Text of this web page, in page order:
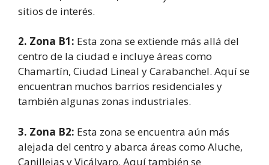
sitios de interés.
2. Zona B1: Esta zona se extiende más allá del
centro de la ciudad e incluye áreas como
Chamartín, Ciudad Lineal y Carabanchel. Aquí se
encuentran muchos barrios residenciales y
también algunas zonas industriales.
3. Zona B2: Esta zona se encuentra aún más
alejada del centro y abarca áreas como Aluche,
Canillejas y Vicálvaro. Aquí también se